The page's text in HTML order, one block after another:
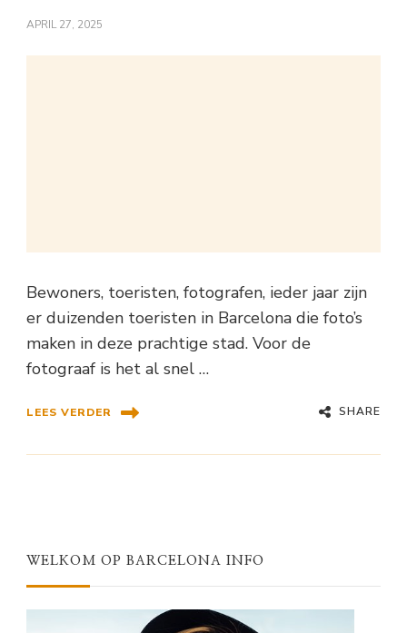
APRIL 27, 2025
Bewoners, toeristen, fotografen, ieder jaar zijn
er duizenden toeristen in Barcelona die foto’s
maken in deze prachtige stad. Voor de
fotograaf is het al snel …
LEES VERDER SHARE
WELKOM OP BARCELONA INFO